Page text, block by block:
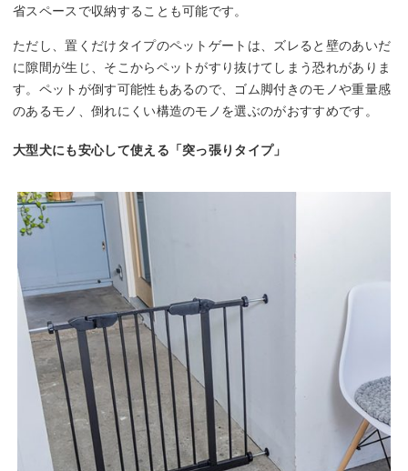
省スペースで収納することも可能です。
ただし、置くだけタイプのペットゲートは、ズレると壁のあいだ
に隙間が生じ、そこからペットがすり抜けてしまう恐れがありま
す。ペットが倒す可能性もあるので、ゴム脚付きのモノや重量感
のあるモノ、倒れにくい構造のモノを選ぶのがおすすめです。
大型犬にも安心して使える「突っ張りタイプ」